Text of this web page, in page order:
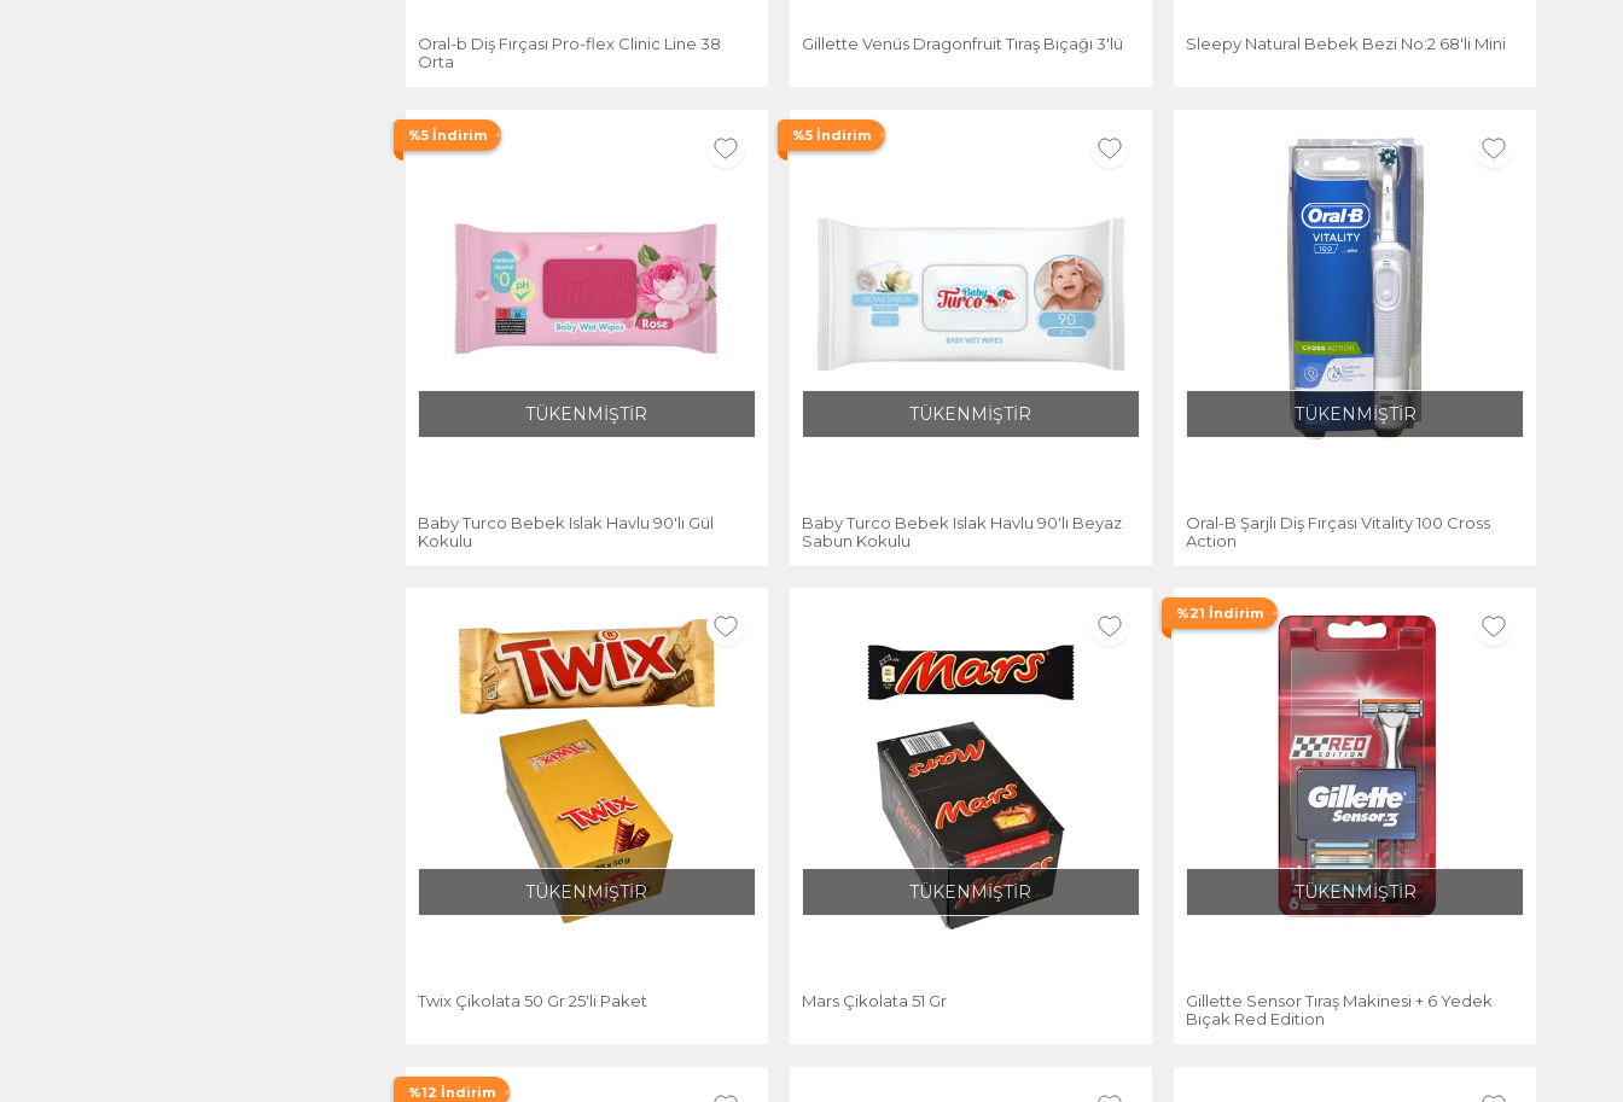
Oral-b Diş Fırçası Pro-flex Clinic Line 38
Orta
Gillette Venüs Dragonfruit Tıraş Bıçağı 3'lü Sleepy Natural Bebek Bezi No:2 68'li Mini
%5 İndirim
TÜKENMİŞTİR
Baby Turco Bebek Islak Havlu 90'lı Gül
Kokulu
%5 İndirim
TÜKENMİŞTİR
Baby Turco Bebek Islak Havlu 90'lı Beyaz
Sabun Kokulu
TÜKENMİŞTİR
Oral-B Şarjlı Diş Fırçası Vitality 100 Cross
Action
TÜKENMİŞTİR
Twix Çikolata 50 Gr 25'li Paket
TÜKENMİŞTİR
Mars Çikolata 51 Gr
%21 İndirim
TÜKENMİŞTİR
Gillette Sensor Tıraş Makinesi + 6 Yedek
Bıçak Red Edition
%12 İndirim